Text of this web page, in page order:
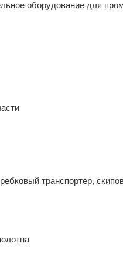
оборудование для
транспортер,